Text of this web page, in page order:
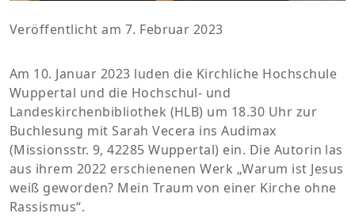
Veröffentlicht am 7. Februar 2023
Am 10. Januar 2023 luden die Kirchliche Hochschule
Wuppertal und die Hochschul- und
Landeskirchenbibliothek (HLB) um 18.30 Uhr zur
Buchlesung mit Sarah Vecera ins Audimax
(Missionsstr. 9, 42285 Wuppertal) ein. Die Autorin las
aus ihrem 2022 erschienenen Werk „Warum ist Jesus
weiß geworden? Mein Traum von einer Kirche ohne
Rassismus“.